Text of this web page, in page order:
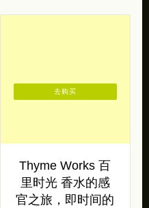
Thyme Works 百
里时光 香水的感
官之旅，即时间的
去购买